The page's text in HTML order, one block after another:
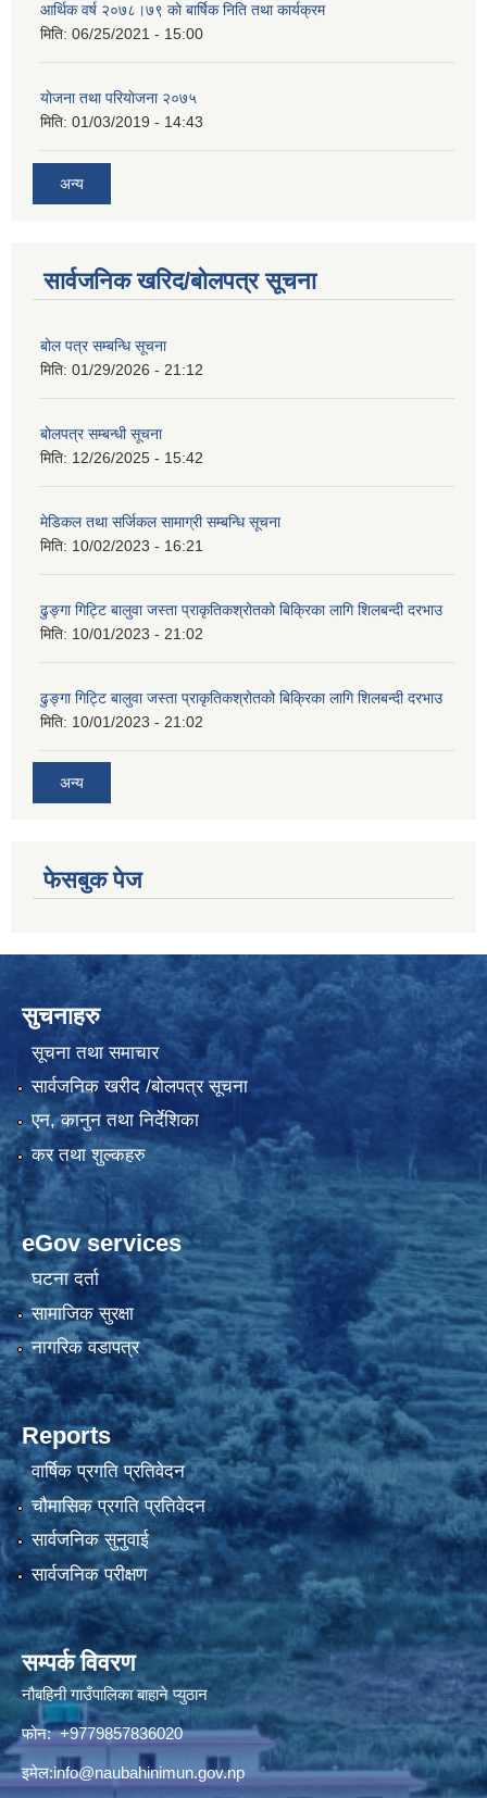
आर्थिक वर्ष २०७८।७९ काे बार्षिक निति तथा कार्यक्रम
मिति: 06/25/2021 - 15:00
याेजना तथा परियाेजना २०७५
मिति: 01/03/2019 - 14:43
अन्य
सार्वजनिक खरिद/बोलपत्र सूचना
बोल पत्र सम्बन्धि सूचना
मिति: 01/29/2026 - 21:12
बोलपत्र सम्बन्धी सूचना
मिति: 12/26/2025 - 15:42
मेडिकल तथा सर्जिकल सामाग्री सम्बन्धि सूचना
मिति: 10/02/2023 - 16:21
ढुङ्गा गिट्टि बालुवा जस्ता प्राकृतिकश्रोतको बिक्रिका लागि शिलबन्दी दरभाउ
मिति: 10/01/2023 - 21:02
ढुङ्गा गिट्टि बालुवा जस्ता प्राकृतिकश्रोतको बिक्रिका लागि शिलबन्दी दरभाउ
मिति: 10/01/2023 - 21:02
अन्य
फेसबुक पेज
सुचनाहरु
सूचना तथा समाचार
सार्वजनिक खरीद /बोलपत्र सूचना
एन, कानुन तथा निर्देशिका
कर तथा शुल्कहरु
eGov services
घटना दर्ता
सामाजिक सुरक्षा
नागरिक वडापत्र
Reports
वार्षिक प्रगति प्रतिवेदन
चौमासिक प्रगति प्रतिवेदन
सार्वजनिक सुनुवाई
सार्वजनिक परीक्षण
सम्पर्क विवरण
नौबहिनी गाउँपालिका बाहाने प्युठान
फोन: +9779857836020
इमेल:info@naubahinimun.gov.np